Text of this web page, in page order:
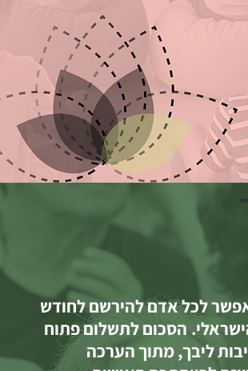
לכל אדם להירשם לחודש
הסכום לתשלום פתוח
ליבך, מתוך הערכה